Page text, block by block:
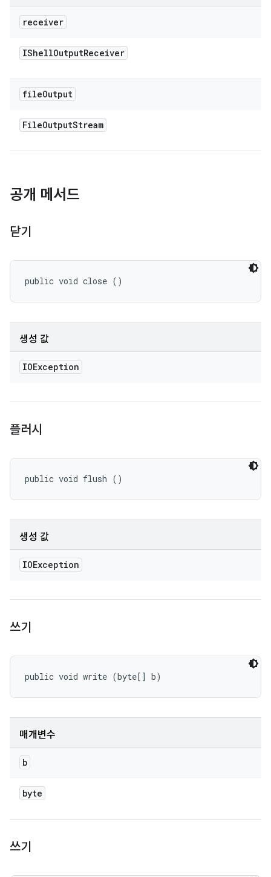
receiver
IShellOutputReceiver
fileOutput
FileOutputStream
공개 메서드
닫기
public void close ()
생성 값
IOException
플러시
public void flush ()
생성 값
IOException
쓰기
public void write (byte[] b)
매개변수
b
byte
쓰기